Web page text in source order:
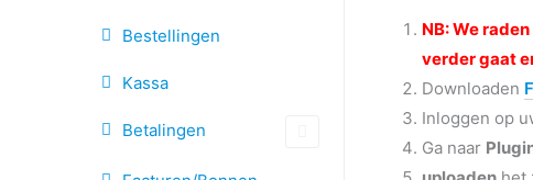
Bestellingen
Kassa
Betalingen
NB: We
verder gaat
Downloaden
Inloggen op
Ga naar